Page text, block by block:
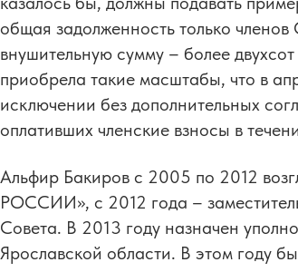
общая задолженность только членов
внушительную сумму – более
приобрела такие масштабы, что в
исключении без дополнительных
оплативших членские взносы в
Альфир Бакиров с 2005 по 2012
РОССИИ», с 2012 года –
Совета. В 2013 году назначен
Ярославской области. В этом году